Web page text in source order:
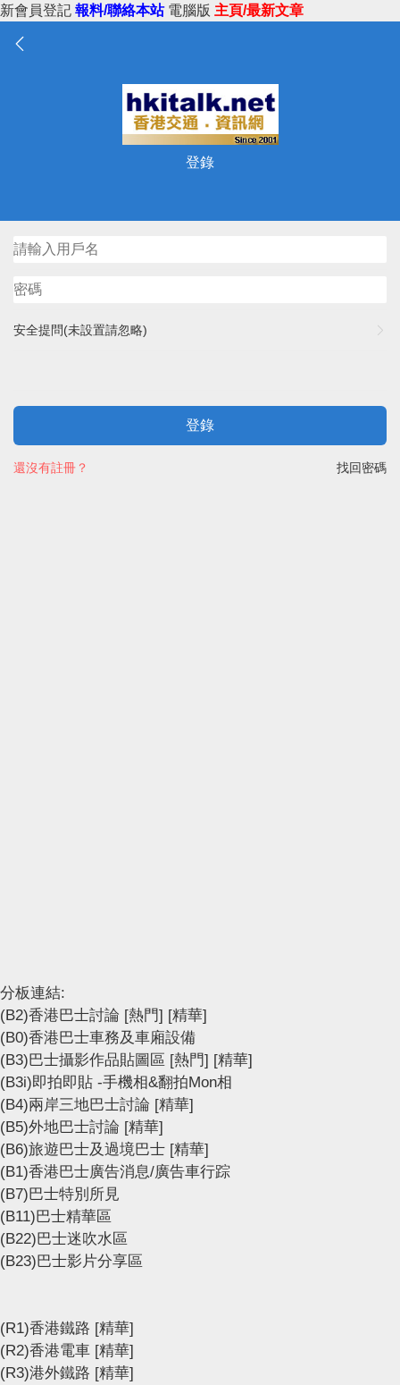
新會員登記 報料/聯絡本站 電腦版 主頁/最新文章
登錄
安全提問(未設置請忽略)
登錄
找回密碼
還沒有註冊？
分板連結:
(B2)香港巴士討論 [熱門] [精華]
(B0)香港巴士車務及車廂設備
(B3)巴士攝影作品貼圖區 [熱門] [精華]
(B3i)即拍即貼 -手機相&翻拍Mon相
(B4)兩岸三地巴士討論 [精華]
(B5)外地巴士討論 [精華]
(B6)旅遊巴士及過境巴士 [精華]
(B1)香港巴士廣告消息/廣告車行踪
(B7)巴士特別所見
(B11)巴士精華區
(B22)巴士迷吹水區
(B23)巴士影片分享區
(R1)香港鐵路 [精華]
(R2)香港電車 [精華]
(R3)港外鐵路 [精華]